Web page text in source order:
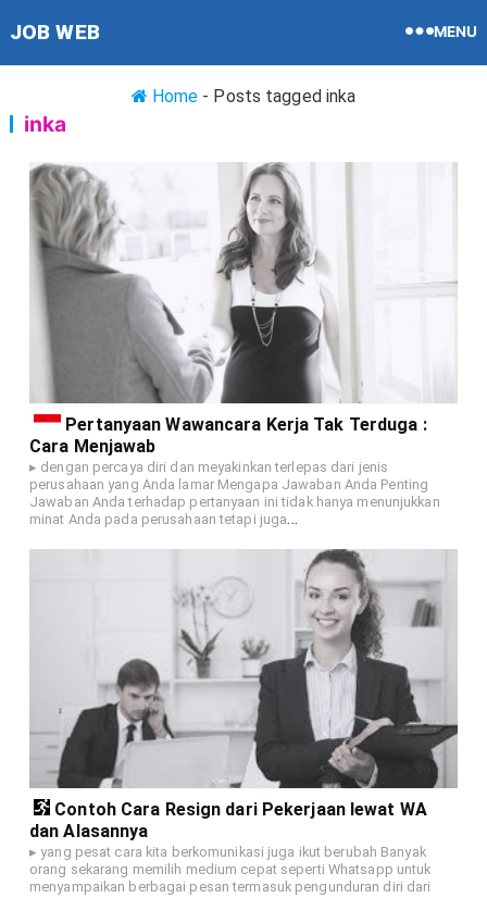
JOB WEB MENU
Home - Posts tagged inka
inka
Pertanyaan Wawancara Kerja Tak Terduga :
Cara Menjawab
▸ dengan percaya diri dan meyakinkan terlepas dari jenis
perusahaan yang Anda lamar Mengapa Jawaban Anda Penting
Jawaban Anda terhadap pertanyaan ini tidak hanya menunjukkan
minat Anda pada perusahaan tetapi juga…
Contoh Cara Resign dari Pekerjaan lewat WA
dan Alasannya
▸ yang pesat cara kita berkomunikasi juga ikut berubah Banyak
orang sekarang memilih medium cepat seperti Whatsapp untuk
menyampaikan berbagai pesan termasuk pengunduran diri dari